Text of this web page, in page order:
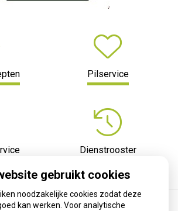
Pilservice
Dienstrooster
gebruikt cookies
noodzakelijke cookies zodat deze
kan werken. Voor analytische